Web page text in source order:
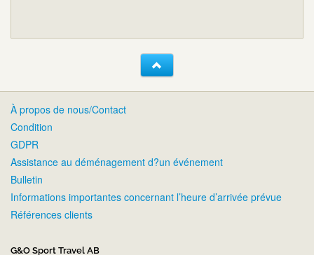
À propos de nous/Contact
Condition
GDPR
Assistance au déménagement d?un événement
Bulletin
Informations importantes concernant l’heure d’arrivée prévue
Références clients
G&O Sport Travel AB